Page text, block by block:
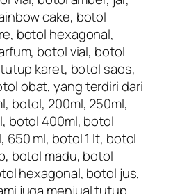
cake, botol
botol hexagonal,
botol vial, botol
karet, botol saos,
obat, yang terdiri dari
botol, 200ml, 250ml,
botol 400ml, botol
650 ml, botol 1 lt, botol
botol madu, botol
hexagonal, botol jus,
juga menjual tutup